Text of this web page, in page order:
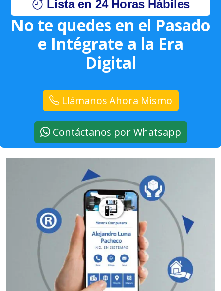
Lista en 24 Horas Hábiles
No te quedes en el Pasado
e Intégrate a la Era
Digital
Llámanos Ahora Mismo
Contáctanos por Whatsapp